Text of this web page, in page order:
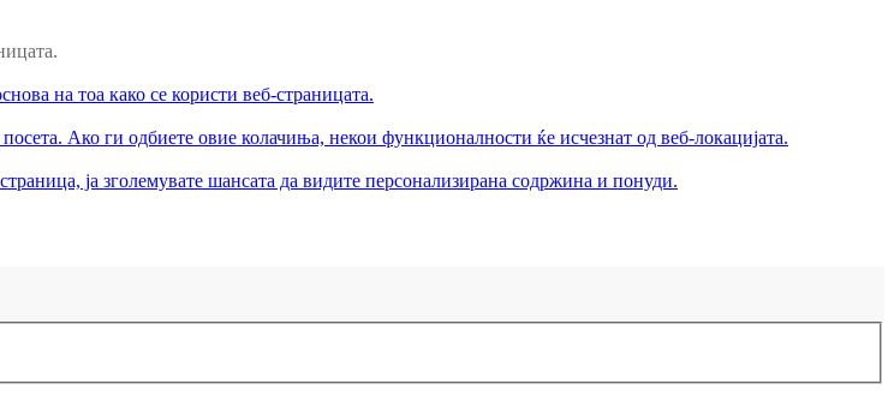
на тоа како се користи веб-страницата.
Ако ги одбиете овие колачиња, некои функционалности ќе исчезнат од веб-локацијата.
ја зголемувате шансата да видите персонализирана содржина и понуди.